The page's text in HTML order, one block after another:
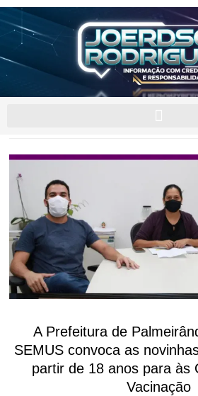
A Prefeitura de
SEMUS convoca as
partir de 18 anos para às
Vacinação